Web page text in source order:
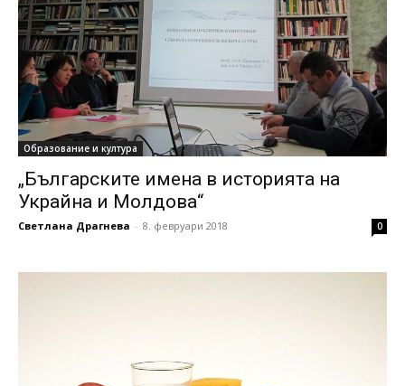
Образование и култура
„Българските имена в историята на
Украйна и Молдова“
Светлана Драгнева - 8. февруари 2018 0